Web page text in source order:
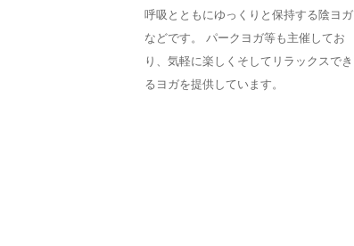
呼吸とともにゆっくりと保持する陰ヨガ
などです。 パークヨガ等も主催してお
り、気軽に楽しくそしてリラックスでき
るヨガを提供しています。